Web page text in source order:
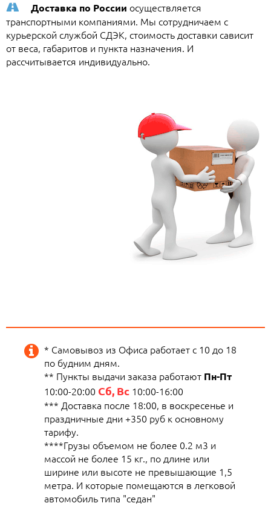
Доставка по России осуществляется
транспортными компаниями. Мы сотрудничаем с
курьерской службой СДЭК, стоимость доставки сависит
от веса, габаритов и пункта назначения. И
рассчитывается индивидуально.
* Самовывоз из Офиса работает с 10 до 18
по будним дням.
** Пункты выдачи заказа работают Пн-Пт
10:00-20:00 Сб, Вс 10:00-16:00
*** Доставка после 18:00, в воскресенье и
праздничные дни +350 руб к основному
тарифу.
****Грузы объемом не более 0.2 м3 и
массой не более 15 кг., по длине или
ширине или высоте не превышающие 1,5
метра. И которые помещаются в легковой
автомобиль типа "седан"